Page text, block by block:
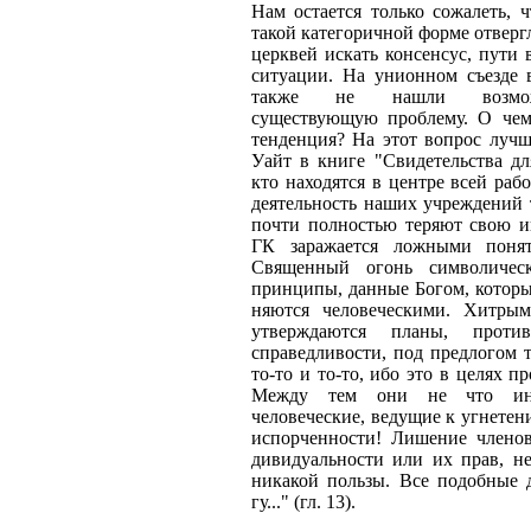
Нам остается только сожалеть,
такой катего­ричной форме
церквей искать консенсус,
ситуа­ции. На унионном съезде
также не нашли
существующую проблему. О чем
тенденция? На этот вопрос
Уайт в книге "Свидетельства
кто находятся в центре всей
деятельность наших
почти полностью теряют свою
ГК заражается ложными
Священный огонь
принципы, данные Бо­гом,
няются человеческими.
утверждаются планы,
справедли­вости, под предлогом
то-то и то-то, ибо это в целях
Между тем они не что
человеческие, ведущие к
испорченности! Лишение
дивидуальности или их прав,
никакой пользы. Все подобные
гу..." (гл. 13).